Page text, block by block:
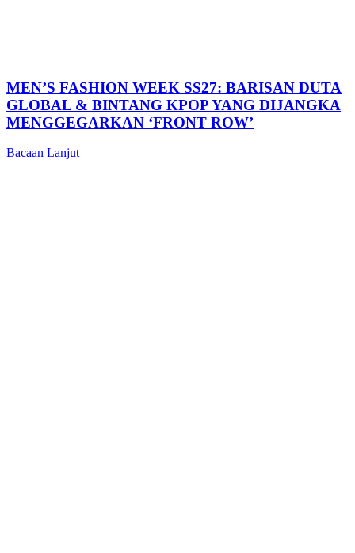
MEN’S FASHION WEEK SS27: BARISAN DUTA
GLOBAL & BINTANG KPOP YANG DIJANGKA
MENGGEGARKAN ‘FRONT ROW’
Bacaan Lanjut